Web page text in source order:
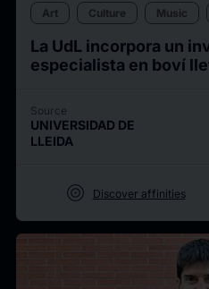
Art Culture Music
La UdL incorpora un
especialista en boví
Source
UNIVERSIDAD DE
LLEIDA
target Discover affinities